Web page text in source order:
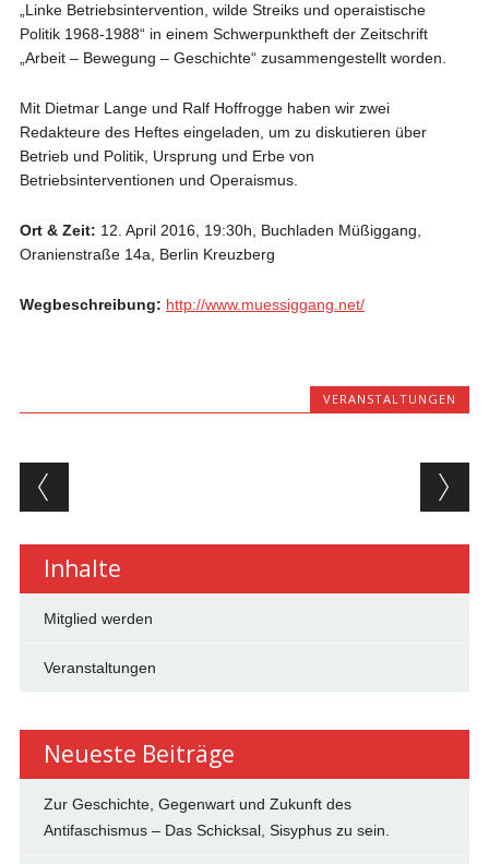
„Linke Betriebsintervention, wilde Streiks und operaistische
Politik 1968-1988“ in einem Schwerpunktheft der Zeitschrift
„Arbeit – Bewegung – Geschichte“ zusammengestellt worden.
Mit Dietmar Lange und Ralf Hoffrogge haben wir zwei
Redakteure des Heftes eingeladen, um zu diskutieren über
Betrieb und Politik, Ursprung und Erbe von
Betriebsinterventionen und Operaismus.
Ort & Zeit: 12. April 2016, 19:30h, Buchladen Müßiggang,
Oranienstraße 14a, Berlin Kreuzberg
Wegbeschreibung: http://www.muessiggang.net/
VERANSTALTUNGEN
Beitragsnavigation
Inhalte
Mitglied werden
Veranstaltungen
Neueste Beiträge
Zur Geschichte, Gegenwart und Zukunft des
Antifaschismus – Das Schicksal, Sisyphus zu sein.